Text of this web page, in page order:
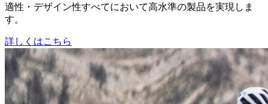
適性・デザイン性すべてにおいて高水準の製品を実現しま
す。
詳しくはこちら